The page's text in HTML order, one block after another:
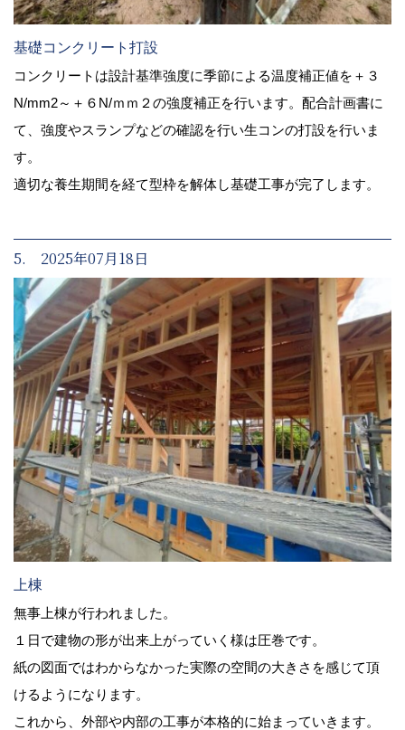
基礎コンクリート打設
コンクリートは設計基準強度に季節による温度補正値を＋３
N/mm2～＋６N/ｍｍ２の強度補正を行います。配合計画書に
て、強度やスランプなどの確認を行い生コンの打設を行いま
す。
適切な養生期間を経て型枠を解体し基礎工事が完了します。
5. 2025年07月18日
上棟
無事上棟が行われました。
１日で建物の形が出来上がっていく様は圧巻です。
紙の図面ではわからなかった実際の空間の大きさを感じて頂
けるようになります。
これから、外部や内部の工事が本格的に始まっていきます。